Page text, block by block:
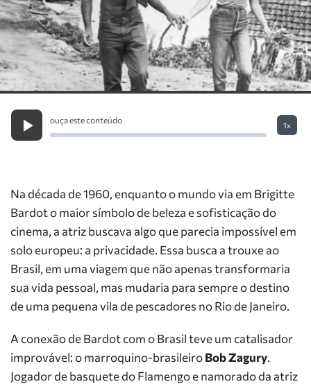
ouça este conteúdo
1x
Na década de 1960, enquanto o mundo via em Brigitte
Bardot o maior símbolo de beleza e sofisticação do
cinema, a atriz buscava algo que parecia impossível em
solo europeu: a privacidade. Essa busca a trouxe ao
Brasil, em uma viagem que não apenas transformaria
sua vida pessoal, mas mudaria para sempre o destino
de uma pequena vila de pescadores no Rio de Janeiro.
A conexão de Bardot com o Brasil teve um catalisador
improvável: o marroquino-brasileiroBob Zagury.
Jogador de basquete do Flamengo e namorado da atriz